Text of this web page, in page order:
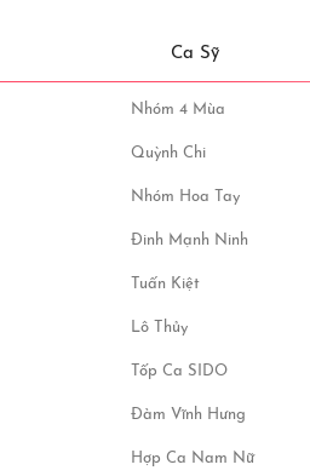
Ca Sỹ
Nhóm 4 Mùa
Quỳnh Chi
Nhóm Hoa Tay
Đinh Mạnh Ninh
Tuấn Kiệt
Lô Thủy
Tốp Ca SIDO
Đàm Vĩnh Hưng
Hợp Ca Nam Nữ